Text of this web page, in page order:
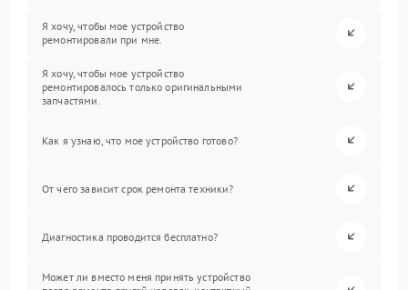
Я хочу, чтобы мое устройство
ремонтировали при мне.
Я хочу, чтобы мое устройство
ремонтировалось только оригинальными
запчастями.
Как я узнаю, что мое устройство готово?
От чего зависит срок ремонта техники?
Диагностика проводится бесплатно?
Может ли вместо меня принять устройство